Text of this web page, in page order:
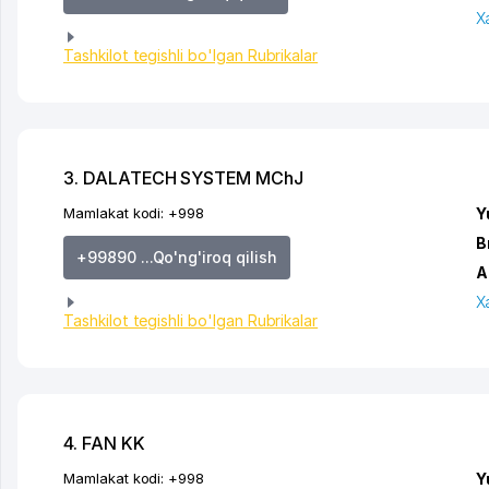
Tashkilot tegishli bo'lgan Rubrikalar
3. DALATECH SYSTEM MChJ
Mamlakat kodi: +998
+99890 ...Qo'ng'iroq qilish
Tashkilot tegishli bo'lgan Rubrikalar
4. FAN KK
Mamlakat kodi: +998